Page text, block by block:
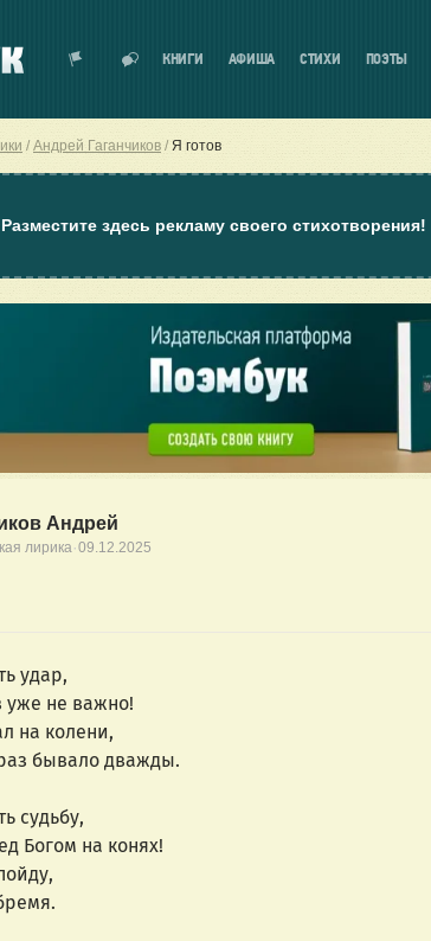
КНИГИ АФИША СТИХИ ПОЭТЫ
Андрей Гаганчиков Я готов
Разместите здесь рекламу своего стихотворения!
Андрей
лирика·09.12.2025
удар,
уже не важно!
на колени,
бывало дважды.
судьбу,
Богом на конях!